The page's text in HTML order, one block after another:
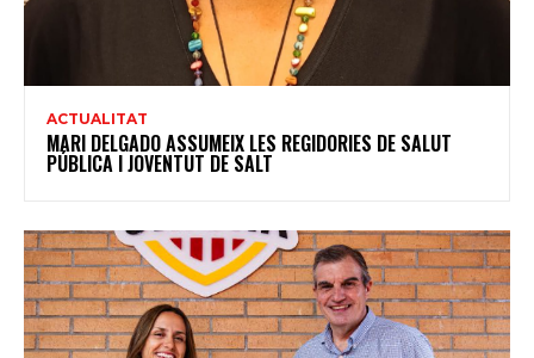
ACTUALITAT
MARI DELGADO ASSUMEIX LES REGIDORIES DE SALUT
PÚBLICA I JOVENTUT DE SALT